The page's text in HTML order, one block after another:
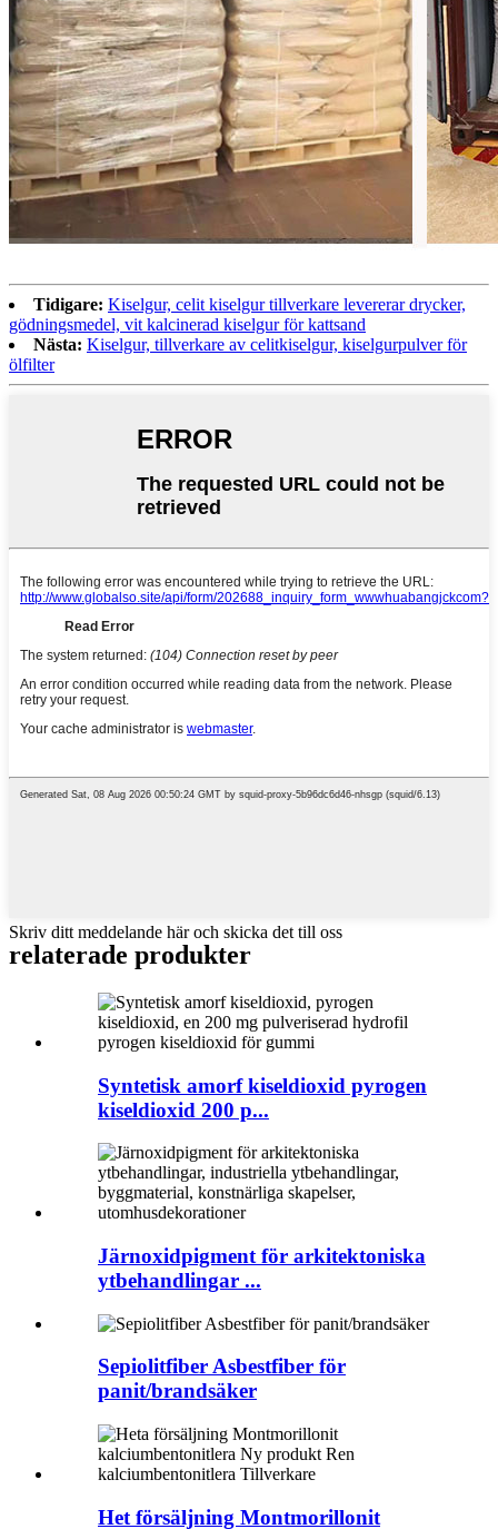
Tidigare: Kiselgur, celit kiselgur tillverkare levererar drycker,
gödningsmedel, vit kalcinerad kiselgur för kattsand
Nästa: Kiselgur, tillverkare av celitkiselgur, kiselgurpulver för
ölfilter
Skriv ditt meddelande här och skicka det till oss
relaterade produkter
Syntetisk amorf kiseldioxid pyrogen
kiseldioxid 200 p...
Järnoxidpigment för arkitektoniska
ytbehandlingar ...
Sepiolitfiber Asbestfiber för
panit/brandsäker
Het försäljning Montmorillonit